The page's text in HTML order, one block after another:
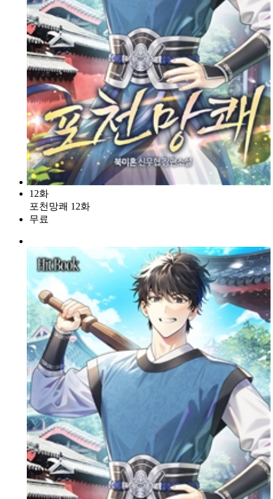
12화
포천망쾌 12화
무료